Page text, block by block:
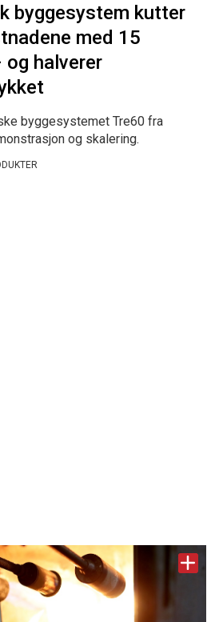
byggesystem kutter
med 15
halverer
byggesystemet Tre60 fra
og skalering.